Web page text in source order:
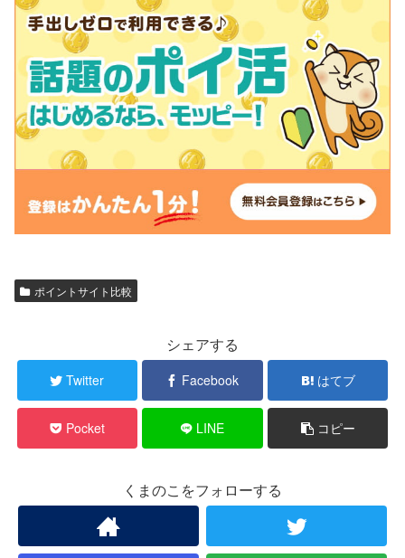
ポイントサイト比較
シェアする
Twitter Facebook はてブ
Pocket LINE コピー
くまのこをフォローする